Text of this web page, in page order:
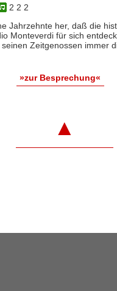
2 2 2
Jahrzehnte her, daß die
Monteverdi für sich
Zeitgenossen immer
»zur Besprechung«
▲